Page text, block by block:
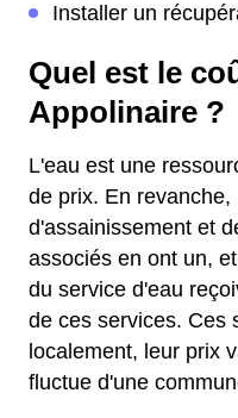
Installer un
Quel est le
Appolinaire ?
L'eau est une
de prix. En revanche,
d'assainissement et
associés en ont un,
du service d'eau
de ces services. Ces
localement, leur prix
fluctue d'une